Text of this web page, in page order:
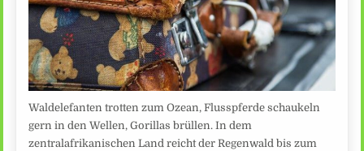
Waldelefanten trotten zum Ozean, Flusspferde schaukeln
gern in den Wellen, Gorillas brüllen. In dem
zentralafrikanischen Land reicht der Regenwald bis zum